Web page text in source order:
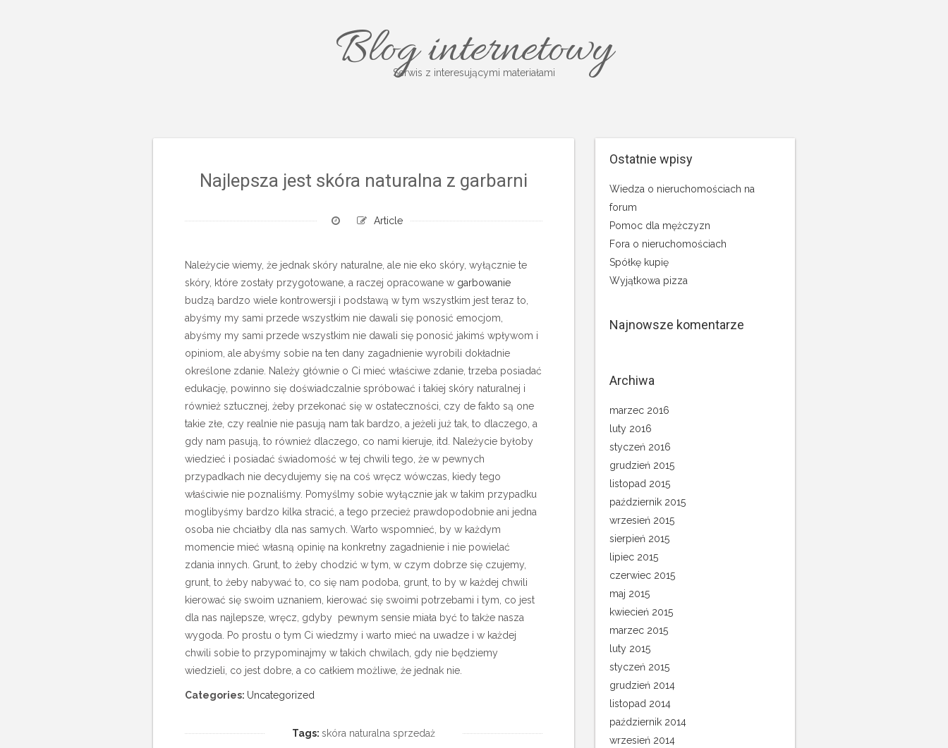
Blog internetowy
Serwis z interesującymi materiałami
Najlepsza jest skóra naturalna z garbarni
Article
Należycie wiemy, że jednak skóry naturalne, ale nie eko skóry, wyłącznie te
skóry, które zostały przygotowane, a raczej opracowane w garbowanie
budzą bardzo wiele kontrowersji i podstawą w tym wszystkim jest teraz to,
abyśmy my sami przede wszystkim nie dawali się ponosić emocjom,
abyśmy my sami przede wszystkim nie dawali się ponosić jakimś wpływom i
opiniom, ale abyśmy sobie na ten dany zagadnienie wyrobili dokładnie
określone zdanie. Należy głównie o Ci mieć właściwe zdanie, trzeba posiadać
edukację, powinno się doświadczalnie spróbować i takiej skóry naturalnej i
również sztucznej, żeby przekonać się w ostateczności, czy de fakto są one
takie złe, czy realnie nie pasują nam tak bardzo, a jeżeli już tak, to dlaczego, a
gdy nam pasują, to również dlaczego, co nami kieruje, itd. Należycie byłoby
wiedzieć i posiadać świadomość w tej chwili tego, że w pewnych
przypadkach nie decydujemy się na coś wręcz wówczas, kiedy tego
właściwie nie poznaliśmy. Pomyślmy sobie wyłącznie jak w takim przypadku
moglibyśmy bardzo kilka stracić, a tego przecież prawdopodobnie ani jedna
osoba nie chciałby dla nas samych. Warto wspomnieć, by w każdym
momencie mieć własną opinię na konkretny zagadnienie i nie powielać
zdania innych. Grunt, to żeby chodzić w tym, w czym dobrze się czujemy,
grunt, to żeby nabywać to, co się nam podoba, grunt, to by w każdej chwili
kierować się swoim uznaniem, kierować się swoimi potrzebami i tym, co jest
dla nas najlepsze, wręcz, gdyby pewnym sensie miała być to także nasza
wygoda. Po prostu o tym Ci wiedzmy i warto mieć na uwadze i w każdej
chwili sobie to przypominajmy w takich chwilach, gdy nie będziemy
wiedzieli, co jest dobre, a co całkiem możliwe, że jednak nie.
Categories: Uncategorized
Tags: skóra naturalna sprzedaż
Ostatnie wpisy
Wiedza o nieruchomościach na
forum
Pomoc dla mężczyzn
Fora o nieruchomościach
Spółkę kupię
Wyjątkowa pizza
Najnowsze komentarze
Archiwa
marzec 2016
luty 2016
styczeń 2016
grudzień 2015
listopad 2015
październik 2015
wrzesień 2015
sierpień 2015
lipiec 2015
czerwiec 2015
maj 2015
kwiecień 2015
marzec 2015
luty 2015
styczeń 2015
grudzień 2014
listopad 2014
październik 2014
wrzesień 2014